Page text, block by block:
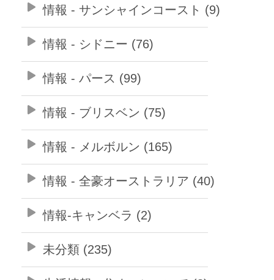
情報 - サンシャインコースト (9)
情報 - シドニー (76)
情報 - パース (99)
情報 - ブリスベン (75)
情報 - メルボルン (165)
情報 - 全豪オーストラリア (40)
情報-キャンベラ (2)
未分類 (235)